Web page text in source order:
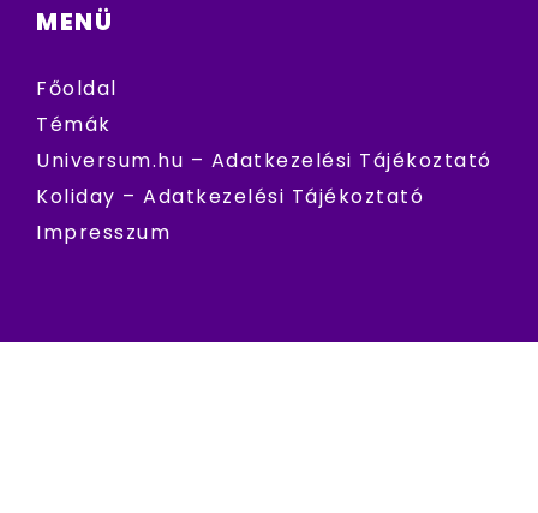
MENÜ
Főoldal
Témák
Universum.hu – Adatkezelési Tájékoztató
Koliday – Adatkezelési Tájékoztató
Impresszum